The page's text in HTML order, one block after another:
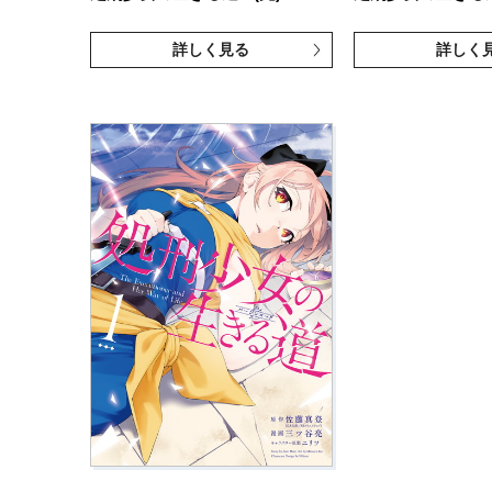
詳しく見る 詳しく